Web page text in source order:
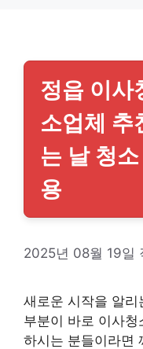
정읍 이사
소업체 추
는 날 청
용
2025년 08월 19일
새로운 시작을 알
부분이 바로 이사
하시는 분들이라면